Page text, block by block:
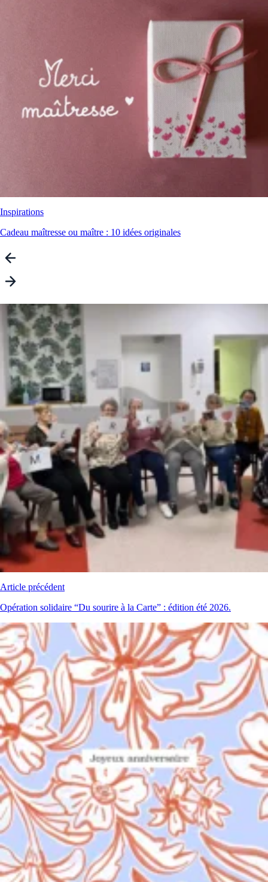
Inspirations
Cadeau maîtresse ou maître : 10 idées originales
Article précédent
Opération solidaire “Du sourire à la Carte” : édition été 2026.